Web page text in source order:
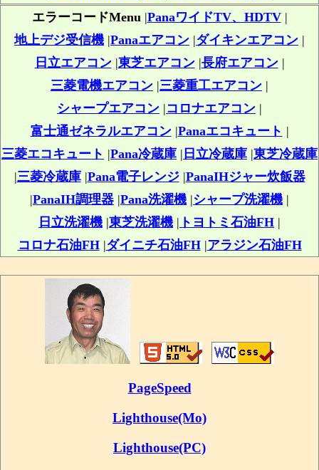
エラーコードMenu|PanaワイドTV、HDTV|
地上デジ受信機 |Panaエアコン |ダイキンエアコン |
日立エアコン|東芝エアコン|長府エアコン|
三菱電機エアコン |三菱重工エアコン |
シャープエアコン |コロナエアコン |
富士通ゼネラルエアコン|Panaエコキュート |
三菱エコキュート |Pana冷蔵庫 | 日立冷蔵庫 |東芝冷蔵庫
|三菱冷蔵庫|Pana電子レンジ|PanaIHジャー炊飯器
|PanaIH調理器 |Pana洗濯機 |シャープ洗濯機 |
日立洗濯機 |東芝洗濯機 | トヨトミ石油FH |
コロナ石油FH|ダイニチ石油FH|アラジン石油FH
PageSpeed
Lighthouse(Mo)
Lighthouse(PC)